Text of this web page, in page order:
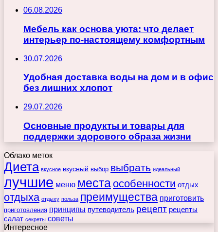
06.08.2026
Мебель как основа уюта: что делает
интерьер по-настоящему комфортным
30.07.2026
Удобная доставка воды на дом и в офис
без лишних хлопот
29.07.2026
Основные продукты и товары для
поддержки здорового образа жизни
Облако меток
Диета вкусное вкусный выбор выбрать идеальный
лучшие меню места особенности отдых
отдыха отдыху польза преимущества приготовить
приготовления принципы путеводитель рецепт рецепты
салат секреты советы
Интересное